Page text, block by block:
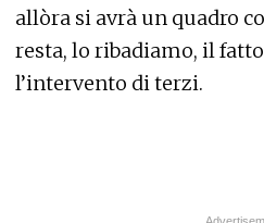
allòra si avrà un quadro
resta, lo ribadiamo, il fatto
l’intervento di terzi.